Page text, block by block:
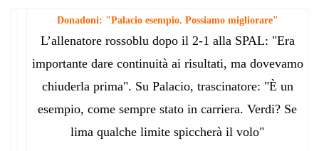
Donadoni: "Palacio esempio. Possiamo migliorare"
L’allenatore rossoblu dopo il 2-1 alla SPAL: "Era
importante dare continuità ai risultati, ma dovevamo
chiuderla prima". Su Palacio, trascinatore: "È un
esempio, come sempre stato in carriera. Verdi? Se
lima qualche limite spiccherà il volo"